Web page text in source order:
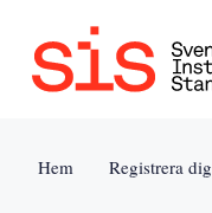
Jump
Hem Registrera dig